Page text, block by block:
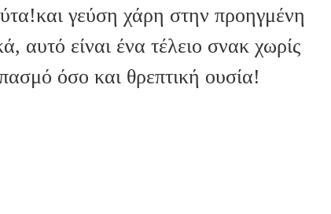
γεύση χάρη στην προηγμένη
αυτό είναι ένα τέλειο σνακ χωρίς
όσο και θρεπτική ουσία!